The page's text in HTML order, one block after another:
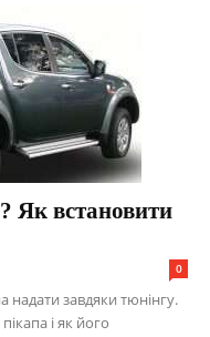
Як встановити
0
надати завдяки тюнінгу.
і як його